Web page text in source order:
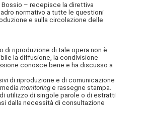
– recepisce la direttiva
normativo a tutte le questioni
e sulla circolazione delle
di riproduzione di tale opera non è
la diffusione, la condivisione
conosce bene e ha discusso a
di riproduzione e di comunicazione
monitoringe rassegne stampa.
utilizzo di singole parole o di estratti
dalla necessità di consultazione